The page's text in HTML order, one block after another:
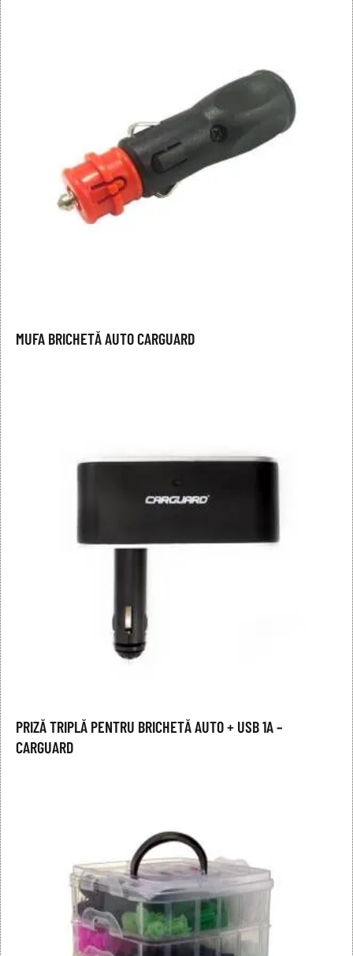
MUFA BRICHETĂ AUTO CARGUARD
PRIZĂ TRIPLĂ PENTRU BRICHETĂ AUTO + USB 1A –
CARGUARD